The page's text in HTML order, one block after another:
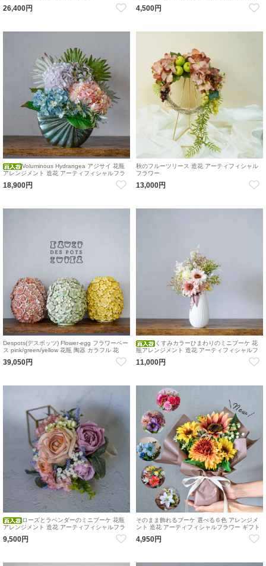
26,400円 4,500円
Voluminous Hydrangea アジサイ 花瓶
アレンジメント 造花 アーティフィシャルフラ
18,900円
秋のフルーツリース 造花 アーティフィシャル
フラワー
13,000円
Despots(デスポッツ) Flower-egg フラワーベー
ス pink/green/yellow 花瓶 陶器 カラフル 花
39,050円
くすみカラーひまわりのミニブーケ 花
瓶アレンジメント 造花 アーティフィシャルフ
11,000円
ローズとラベンダーのミニブーケ 花瓶
アレンジメント 造花 アーティフィシャルフラ
9,500円
そのまま飾れるブーケ 選べる６色 アレンジメ
ント 造花 アーティフィシャルフラワー ギフト
4,950円